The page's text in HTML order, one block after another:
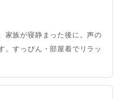
家族が寝静まった後に。声の
。すっぴん・部屋着でリラッ